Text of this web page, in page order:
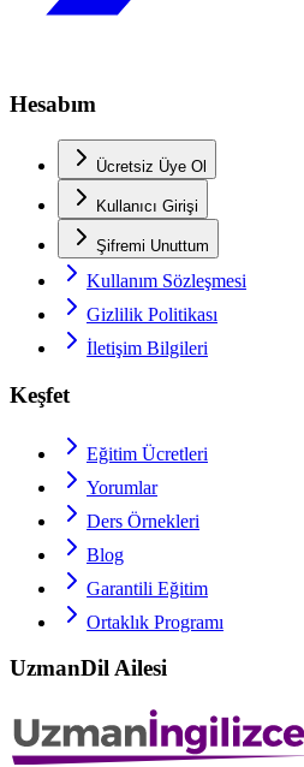
Hesabım
Ücretsiz Üye Ol
Kullanıcı Girişi
Şifremi Unuttum
Kullanım Sözleşmesi
Gizlilik Politikası
İletişim Bilgileri
Keşfet
Eğitim Ücretleri
Yorumlar
Ders Örnekleri
Blog
Garantili Eğitim
Ortaklık Programı
UzmanDil Ailesi